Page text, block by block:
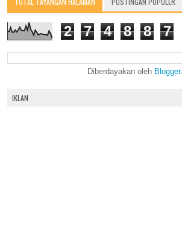
2 7 4 8 8 7
Diberdayakan oleh Blogger.
IKLAN